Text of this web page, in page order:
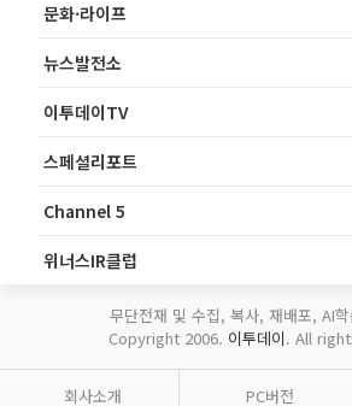
문화·라이프
뉴스발전소
이투데이TV
스페셜리포트
Channel 5
위너스IR클럽
무단전재 및 수집, 복사, 재배포, AI
Copyright 2006. 이투데이. All
회사소개 PC버전